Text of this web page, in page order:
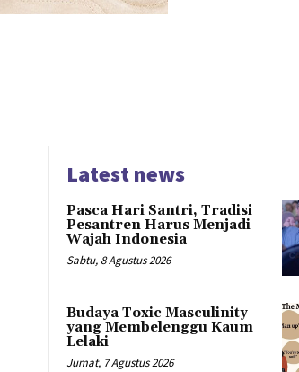
Latest news
Pasca Hari Santri, Tradisi
Pesantren Harus Menjadi
Wajah Indonesia
Sabtu, 8 Agustus 2026
Budaya Toxic Masculinity
yang Membelenggu Kaum
Lelaki
Jumat, 7 Agustus 2026